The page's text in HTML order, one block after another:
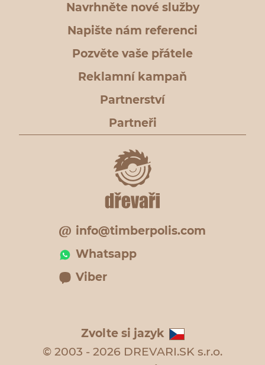
Navrhněte nové služby
Napište nám referenci
Pozvěte vaše přátele
Reklamní kampaň
Partnerství
Partneři
info@timberpolis.com
Whatsapp
Viber
Zvolte si jazyk
© 2003 - 2026 DREVARI.SK s.r.o.